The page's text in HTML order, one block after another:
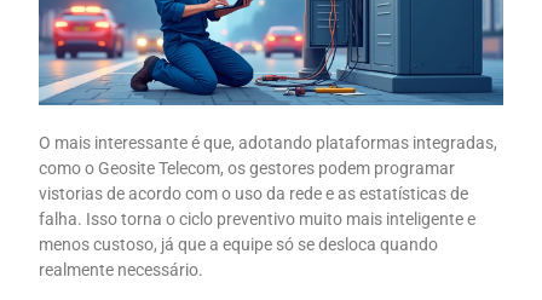
O mais interessante é que, adotando plataformas integradas,
como o Geosite Telecom, os gestores podem programar
vistorias de acordo com o uso da rede e as estatísticas de
falha. Isso torna o ciclo preventivo muito mais inteligente e
menos custoso, já que a equipe só se desloca quando
realmente necessário.